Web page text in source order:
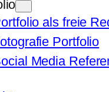
als freie
Portfolio
Media